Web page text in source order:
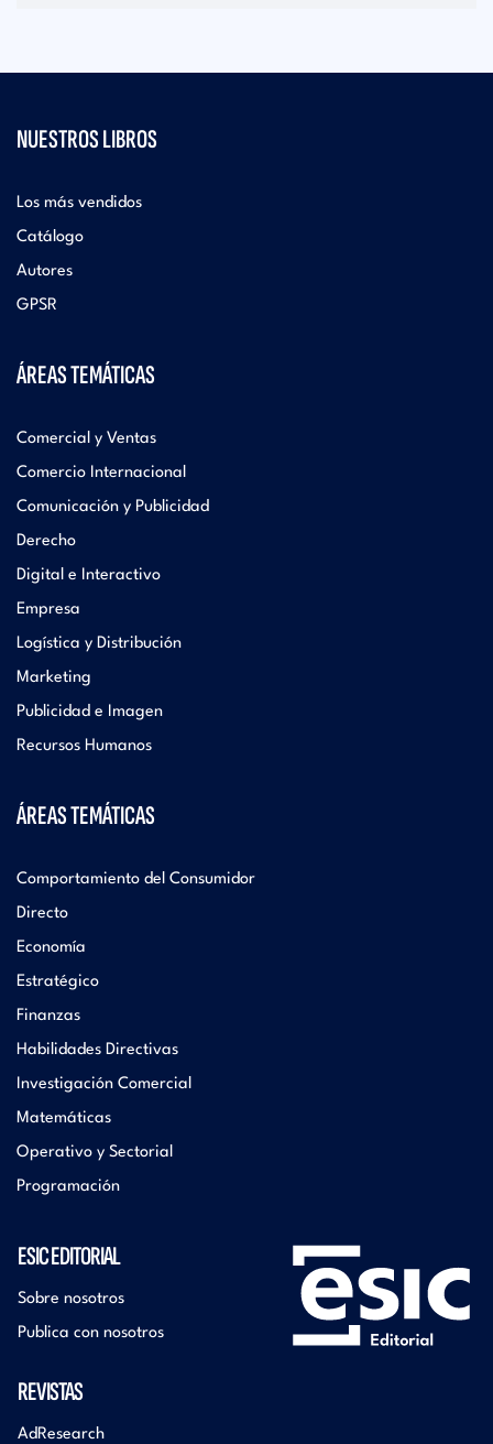
NUESTROS LIBROS
Los más vendidos
Catálogo
Autores
GPSR
ÁREAS TEMÁTICAS
Comercial y Ventas
Comercio Internacional
Comunicación y Publicidad
Derecho
Digital e Interactivo
Empresa
Logística y Distribución
Marketing
Publicidad e Imagen
Recursos Humanos
ÁREAS TEMÁTICAS
Comportamiento del Consumidor
Directo
Economía
Estratégico
Finanzas
Habilidades Directivas
Investigación Comercial
Matemáticas
Operativo y Sectorial
Programación
ESIC EDITORIAL
Sobre nosotros
Publica con nosotros
REVISTAS
AdResearch